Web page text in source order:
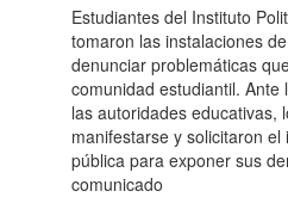
Estudiantes del Instituto
tomaron las instalaciones
denunciar problemáticas
comunidad estudiantil. Ante
las autoridades educativas,
manifestarse y solicitaron
pública para exponer sus
comunicado